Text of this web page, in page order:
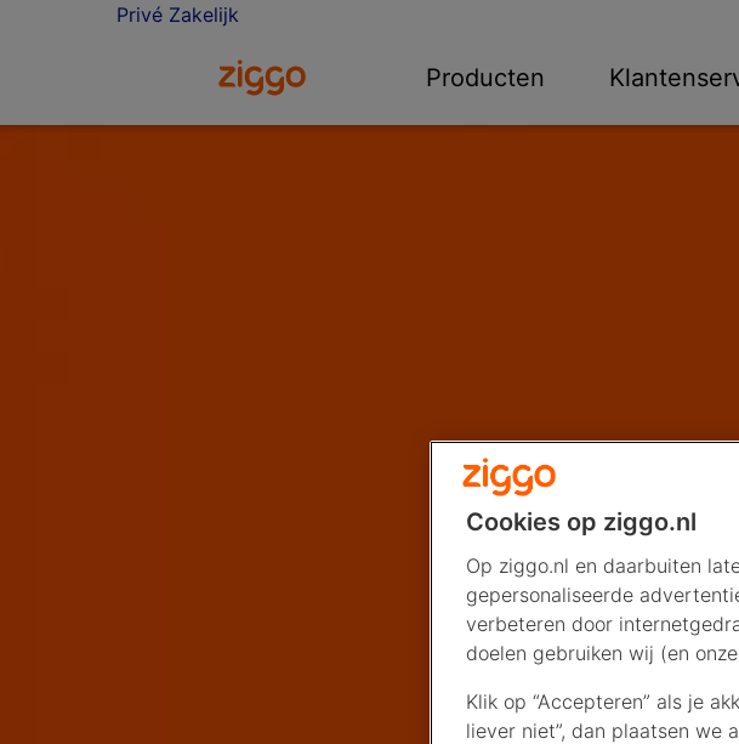
Privé Zakelijk
Ga naar de Ziggo homepageProducten
Cookies op ziggo.nl
Op ziggo.nl en daarbuiten
gepersonaliseerde
verbeteren door
doelen gebruiken wij (en
Klik op “Accepteren” als je
liever niet”, dan plaatsen we